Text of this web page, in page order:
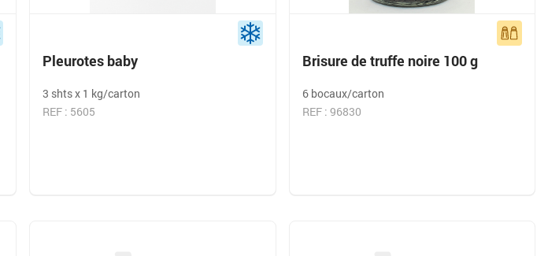
Pleurotes baby
3 shts x 1 kg/carton
REF : 5605
Brisure de truffe noire 100 g
6 bocaux/carton
REF : 96830